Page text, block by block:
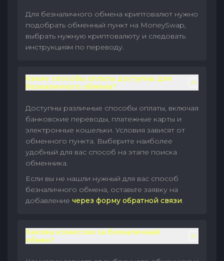
Для безналичного обмена криптовалют нужно
подобрать обменный пункт на MoneySwap,
выбрать нужную криптовалюту и следовать
инструкциям по переводу.
Какие способы оплаты доступны для
безналичного обмена?
Доступны различные способы оплаты, включая
банковские переводы, платежные карты и
электронные кошельки. Условия зависят от
обменного пункта. Выберите наиболее
удобный для вас способ на этапе поиска
обменника.
Если вы не нашли нужный для вас способ
безналичного обмена, оставьте заявку на
добавление через форму обратной связи.
Каковы комиссии за безналичный
обмен?